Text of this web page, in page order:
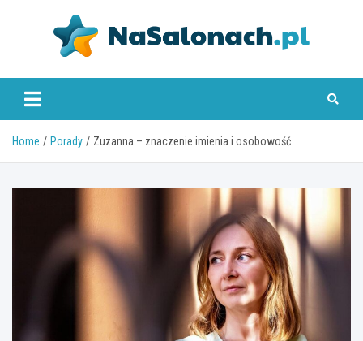
nasalonach.pl
Home Porady Zuzanna – znaczenie imienia i osobowość